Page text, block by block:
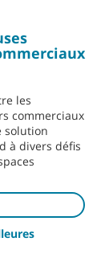
les
commerciaux
solution
à divers défis